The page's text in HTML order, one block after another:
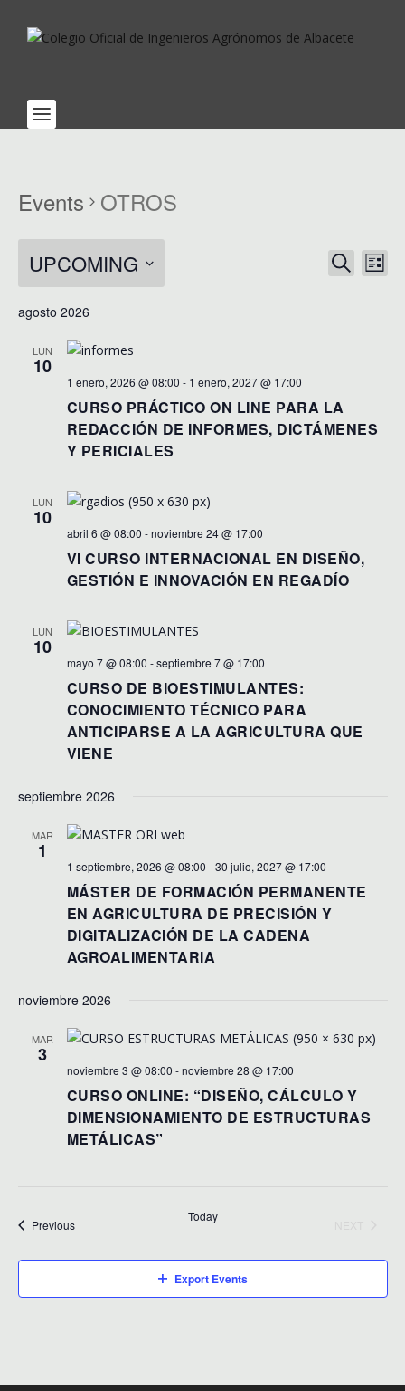
Events OTROS
EVENTS
SEARCH
LIST
UPCOMING
date.
agosto 2026
LUN
10
1 enero, 2026 @ 08:00 - 1 enero, 2027 @ 17:00
CURSO PRÁCTICO ON LINE PARA LA
REDACCIÓN DE INFORMES, DICTÁMENES
Y PERICIALES
LUN
10
abril 6 @ 08:00 -noviembre 24 @ 17:00
VI CURSO INTERNACIONAL EN DISEÑO,
GESTIÓN E INNOVACIÓN EN REGADÍO
LUN
10
mayo 7 @ 08:00 -septiembre 7 @ 17:00
CURSO DE BIOESTIMULANTES:
CONOCIMIENTO TÉCNICO PARA
ANTICIPARSE A LA AGRICULTURA QUE
VIENE
septiembre 2026
MAR
1
1 septiembre, 2026 @ 08:00 -30 julio, 2027 @ 17:00
MÁSTER DE FORMACIÓN PERMANENTE
EN AGRICULTURA DE PRECISIÓN Y
DIGITALIZACIÓN DE LA CADENA
AGROALIMENTARIA
noviembre 2026
MAR
3
noviembre 3 @ 08:00 -noviembre 28 @ 17:00
CURSO ONLINE: “DISEÑO, CÁLCULO Y
DIMENSIONAMIENTO DE ESTRUCTURAS
METÁLICAS”
PreviousEvents
Today
Export Events